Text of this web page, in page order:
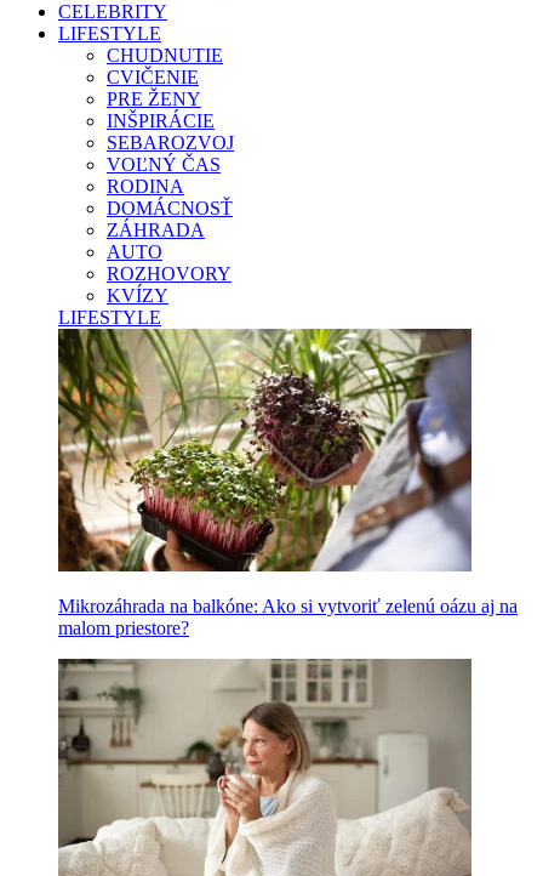
CELEBRITY
LIFESTYLE
CHUDNUTIE
CVIČENIE
PRE ŽENY
INŠPIRÁCIE
SEBAROZVOJ
VOĽNÝ ČAS
RODINA
DOMÁCNOSŤ
ZÁHRADA
AUTO
ROZHOVORY
KVÍZY
LIFESTYLE
Mikrozáhrada na balkóne: Ako si vytvoriť zelenú oázu aj na
malom priestore?